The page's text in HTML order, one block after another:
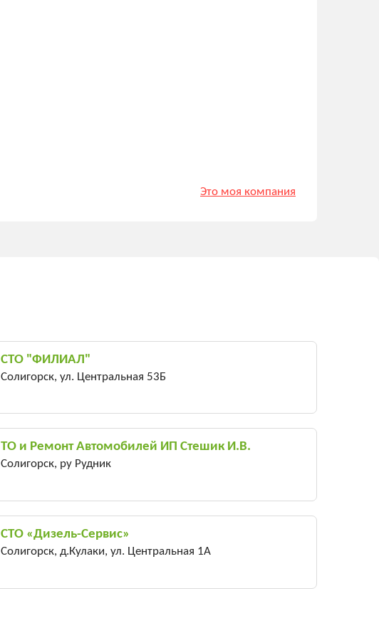
Это моя компания
СТО "ФИЛИАЛ"
Солигорск, ул. Центральная 53Б
ТО и Ремонт Автомобилей ИП Стешик И.В.
Солигорск, ру Рудник
СТО «Дизель-Сервис»
Солигорск, д.Кулаки, ул. Центральная 1А